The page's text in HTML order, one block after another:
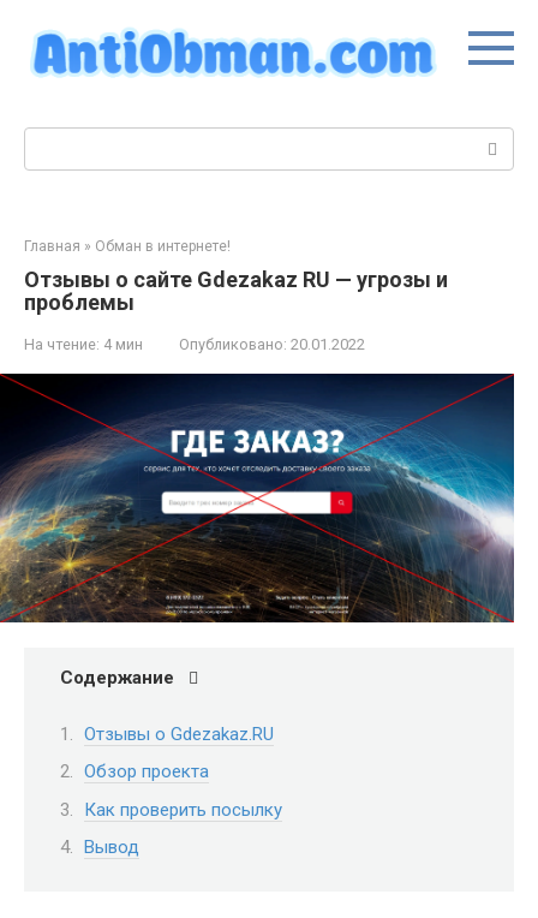
контенту
Главная » Обман в интернете!
Отзывы о сайте Gdezakaz RU — угрозы и
проблемы
На чтение: 4 мин Опубликовано: 20.01.2022
Содержание
Отзывы о Gdezakaz.RU
Обзор проекта
Как проверить посылку
Вывод